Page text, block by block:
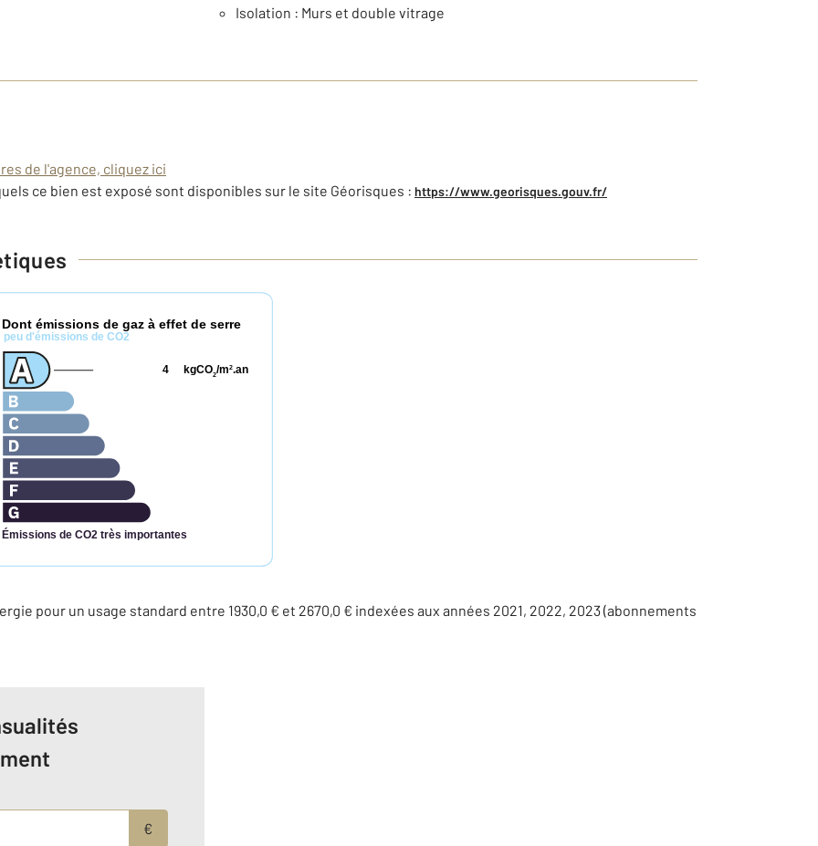
Isolation : Murs et double vitrage
de l'agence, cliquez ici
ce bien est exposé sont disponibles sur le site Géorisques : https://www.georisques.gouv.fr/
Dont émissions de gaz à effet de serre
peu d'émissions de CO2
Émissions de CO2 très importantes
kgCO2/m2.an
4
pour un usage standard entre 1930,0 € et 2670,0 € indexées aux années 2021, 2022, 2023 (abonnements
€